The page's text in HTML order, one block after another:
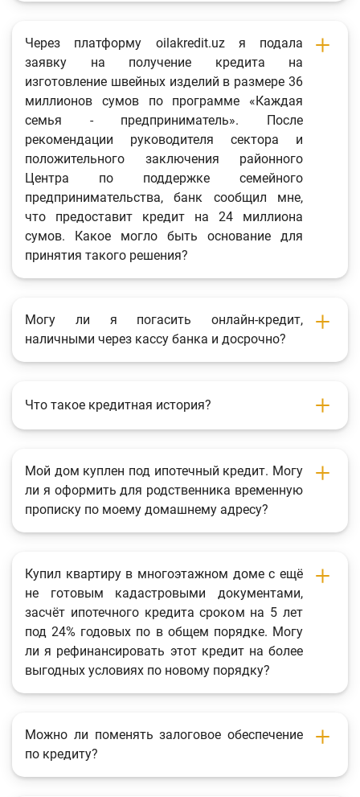
Через платформу oilakredit.uz я подала
заявку на получение кредита на
изготовление швейных изделий в размере 36
миллионов сумов по программе «Каждая
семья - предприниматель». После
рекомендации руководителя сектора и
положительного заключения районного
Центра по поддержке семейного
предпринимательства, банк сообщил мне,
что предоставит кредит на 24 миллиона
сумов. Какое могло быть основание для
принятия такого решения?
Могу ли я погасить онлайн-кредит,
наличными через кассу банка и досрочно?
Что такое кредитная история?
Мой дом куплен под ипотечный кредит. Могу
ли я оформить для родственника временную
прописку по моему домашнему адресу?
Купил квартиру в многоэтажном доме с ещё
не готовым кадастровыми документами,
засчёт ипотечного кредита сроком на 5 лет
под 24% годовых по в общем порядке. Могу
ли я рефинансировать этот кредит на более
выгодных условиях по новому порядку?
Можно ли поменять залоговое обеспечение
по кредиту?